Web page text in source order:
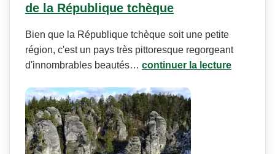
de la République tchèque
Bien que la République tchèque soit une petite
région, c'est un pays très pittoresque regorgeant
d'innombrables beautés… continuer la lecture